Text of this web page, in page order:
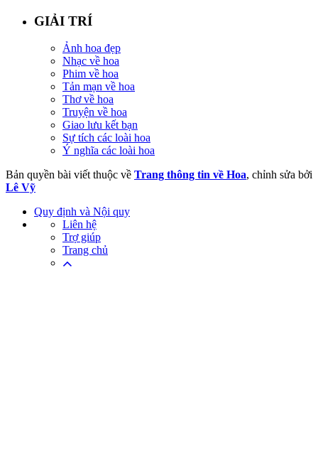
GIẢI TRÍ
Ảnh hoa đẹp
Nhạc về hoa
Phim về hoa
Tản mạn về hoa
Thơ về hoa
Truyện về hoa
Giao lưu kết bạn
Sự tích các loài hoa
Ý nghĩa các loài hoa
Bản quyền bài viết thuộc về Trang thông tin về Hoa, chỉnh sửa bởi
Lê Vỹ
Quy định và Nội quy
Liên hệ
Trợ giúp
Trang chủ